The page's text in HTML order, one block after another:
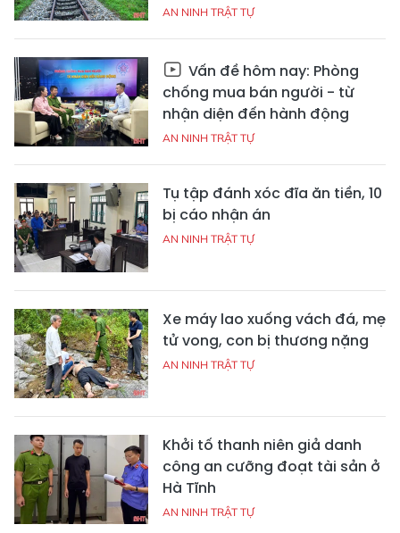
AN NINH TRẬT TỰ
Vấn đề hôm nay: Phòng
chống mua bán người - từ
nhận diện đến hành động
AN NINH TRẬT TỰ
Tụ tập đánh xóc đĩa ăn tiền, 10
bị cáo nhận án
AN NINH TRẬT TỰ
Xe máy lao xuống vách đá, mẹ
tử vong, con bị thương nặng
AN NINH TRẬT TỰ
Khởi tố thanh niên giả danh
công an cưỡng đoạt tài sản ở
Hà Tĩnh
AN NINH TRẬT TỰ